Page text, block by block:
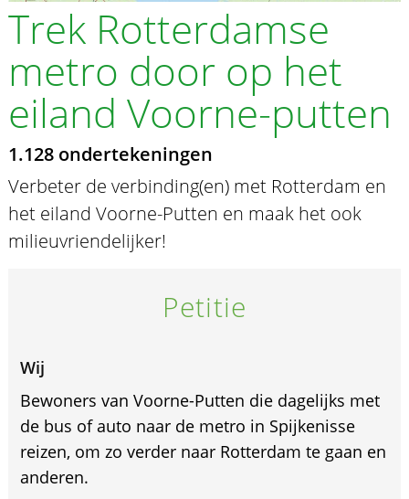
Trek Rotterdamse
metro door op het
eiland Voorne-putten
1.128 ondertekeningen
Verbeter de verbinding(en) met Rotterdam en
het eiland Voorne-Putten en maak het ook
milieuvriendelijker!
Petitie
Wij
Bewoners van Voorne-Putten die dagelijks met
de bus of auto naar de metro in Spijkenisse
reizen, om zo verder naar Rotterdam te gaan en
anderen.